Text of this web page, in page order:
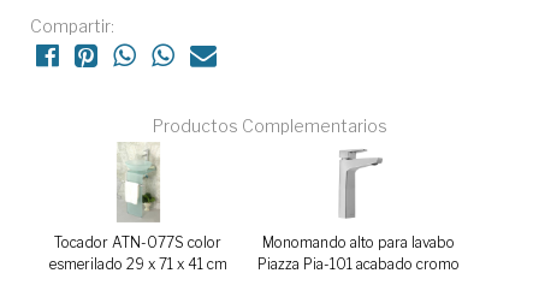
Compartir:
Productos Complementarios
Tocador ATN-077S color
esmerilado 29 x 71 x 41 cm
Monomando alto para lavabo
Piazza Pia-101 acabado cromo